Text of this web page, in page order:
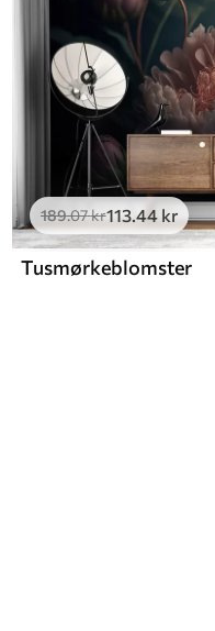
189.07kr113.44 kr
Tusmørkeblomster